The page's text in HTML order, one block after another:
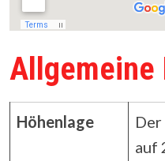
Allgemeine
Höhenlage
auf